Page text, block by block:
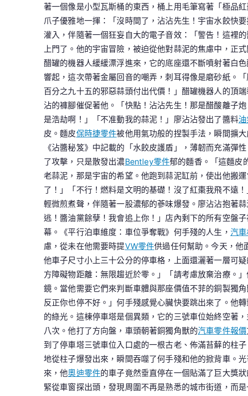
著一個像是小型瓦斯桶的東西，桶上用毛筆寫著「極品
爪子優雅地一揮：「沒時間了，沾沾先生！宇宙水餃快
灌入，伴隨著一個狂妄自大的電子音效：「警告！這裡
上門了。他的宇宙冒險，被迫從他對蒜泥的焦慮中，正
醋罐的機器人緩緩漂浮進來，它的底座還不斷噴射著白
響起，這次帶著金屬回音的嘲弄，刺耳得像是磨砂紙。
百分之九十五的邪惡蒜頭付出代價！」醋罐機器人的頂
沾的褲腳催促著他。「快點！沾沾先生！那是醋酸離子
是浩劫啊！」「不准動我的蒜泥！」廖沾沾發出了醬料
皮。麵皮保時捷零件被他用氣功般的捏製手法，瞬間擴
《沾醬秘笈》中記載的「水餃皮護盾」，薄韌而充滿彈
了攻擊，只是散發出濃Bentley零件郁的麵香。「這麵皮
老蒜泥，那是宇宙的希望。他跑到蒜泥缸前，使出他搬
了！」「不行！燃料是文明的基礎！沒了紅棗我飛不遠
輕微煎煮聲，伴隨著一股濃郁的蔘味爆發。廖沾沾抱著
逃！醬油黨餘孽！我會追上你！」店內剩下的所有空盤
幕。《平行泊車維度：車位爭奪戰》何手殘的人生， 汽
慮，從未在他需要時提VW零件供過任何幫助。今天，他
他車子尺寸小上三十公分的停車格，上面還灑著一層可
方障礙物距離：無限趨近於零。」「請考慮放棄治療。
鏡。當他需要它們來判斷車體與那座價值不菲的銅製獨
反正你也停不好。」何手殘感覺心臟快要跳出來了。他
的綠光。這棟停車塔是個異類，它的三號車位始終空著
八次。他打了方向盤，車頭朝著銅獨角獸的汽車零件報價
到了停車塔三號車位入口處的一根古老、佈滿苔蘚的柱
地從柱子爆發出來，瞬間吞噬了何手殘和他的掀背車。
來，他奧迪零件的車子竟然垂直停在一個貼滿了巨大獎
緊從車窗探出頭，發現周圍不再是熟悉的城市街道，而